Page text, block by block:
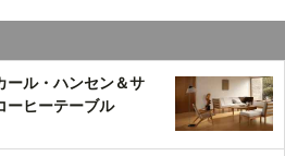
ル・ハンセン＆サ
ーヒーテーブル